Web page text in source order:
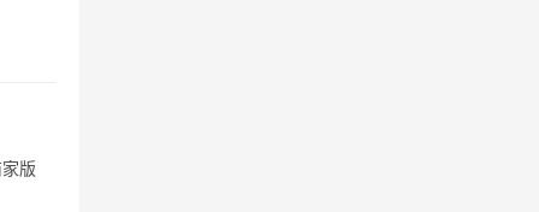
版